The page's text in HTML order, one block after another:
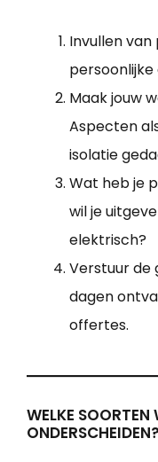
Invullen
Maak jouw
Aspecten
isolatie
Wat heb je
wil je
elektrisch?
Verstuur de
dagen
offertes.
WELKE
ONDERSCHEIDEN?